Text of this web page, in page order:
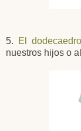
5. El
nuestros hijos o